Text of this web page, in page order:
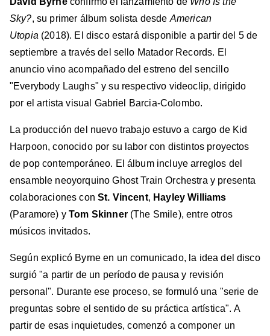
Sky?, su primer álbum solista desde American
Utopia (2018). El disco estará disponible a partir del 5 de
septiembre a través del sello Matador Records. El
anuncio vino acompañado del estreno del sencillo
"Everybody Laughs" y su respectivo videoclip, dirigido
por el artista visual Gabriel Barcia-Colombo.
La producción del nuevo trabajo estuvo a cargo de Kid
Harpoon, conocido por su labor con distintos proyectos
de pop contemporáneo. El álbum incluye arreglos del
ensamble neoyorquino Ghost Train Orchestra y presenta
colaboraciones conSt. Vincent, Hayley Williams
(Paramore) yTom Skinner (The Smile), entre otros
músicos invitados.
Según explicó Byrne en un comunicado, la idea del disco
surgió "a partir de un período de pausa y revisión
personal". Durante ese proceso, se formuló una "serie de
preguntas sobre el sentido de su práctica artística". A
partir de esas inquietudes, comenzó a componer un